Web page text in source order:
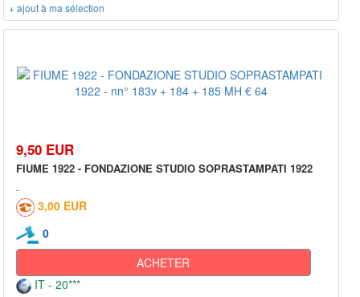
+ ajout à ma sélection
9,50 EUR
FIUME 1922 - FONDAZIONE STUDIO SOPRASTAMPATI 1922
3,00 EUR
0
ACHETER
IT - 20***